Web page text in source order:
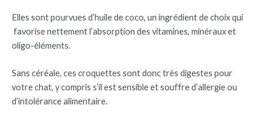
Elles sont pourvues d’huile de coco, un ingrédient de choix qui
favorise nettement l’absorption des vitamines, minéraux et
oligo-éléments.
Sans céréale, ces croquettes sont donc très digestes pour
votre chat, y compris s’il est sensible et souffre d’allergie ou
d’intolérance alimentaire.